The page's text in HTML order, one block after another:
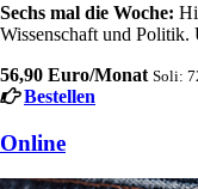
Sechs mal die Woche:
Wissenschaft und Politik.
56,90 Euro/Monat Soli:
Bestellen
Online